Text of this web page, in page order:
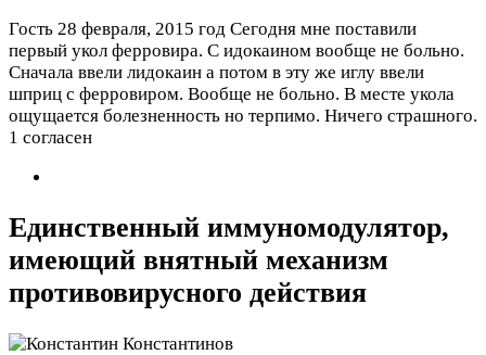
Гость 28 февраля, 2015 год Сегодня мне поставили
первый укол ферровира. С идокаином вообще не больно.
Сначала ввели лидокаин а потом в эту же иглу ввели
шприц с ферровиром. Вообще не больно. В месте укола
ощущается болезненность но терпимо. Ничего страшного.
1 согласен
Единственный иммуномодулятор,
имеющий внятный механизм
противовирусного действия